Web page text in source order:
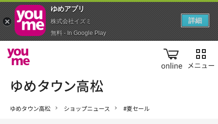
online
ゆめタウン高松 ショップニュース #夏セール
ゆめアプ‪リ‬
株式会社イズミ
無料 - In Google Play
詳細